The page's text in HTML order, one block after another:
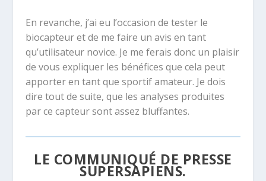
En revanche, j’ai eu l’occasion de tester le
biocapteur et de me faire un avis en tant
qu’utilisateur novice. Je me ferais donc un plaisir
de vous expliquer les bénéfices que cela peut
apporter en tant que sportif amateur. Je dois
dire tout de suite, que les analyses produites
par ce capteur sont assez bluffantes.
LE COMMUNIQUÉ DE PRESSE
SUPERSAPIENS.